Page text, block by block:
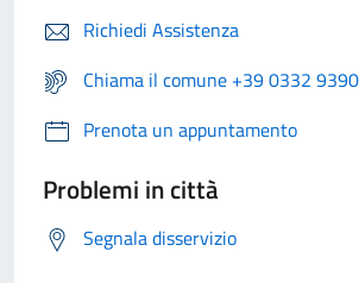
Richiedi Assistenza
Chiama il comune +39 0332
Prenota un appuntamento
Problemi in città
Segnala disservizio